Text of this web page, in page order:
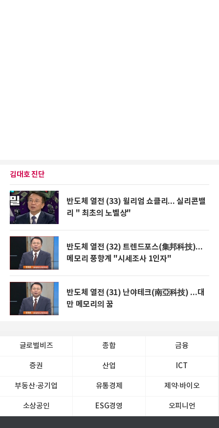
김대호 진단
반도체 열전 (33) 윌리엄 쇼클리... 실리콘밸
리 " 최초의 노벨상"
반도체 열전 (32) 트렌드포스(集邦科技)...
메모리 풍향계 "시세조사 1인자"
반도체 열전 (31) 난야테크(南亞科技) ...대
만 메모리의 꿈
글로벌비즈 종합 금융
증권 산업 ICT
부동산·공기업 유통경제 제약∙바이오
소상공인 ESG경영 오피니언